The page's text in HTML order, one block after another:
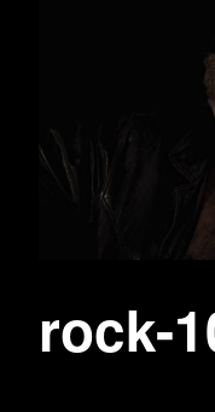
rock-